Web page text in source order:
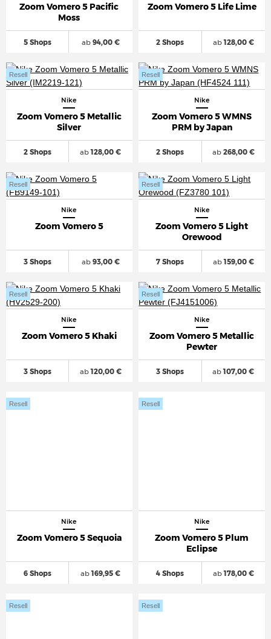
Zoom Vomero 5 Pacific
Moss
5 Shops ab94,00 €
Zoom Vomero 5 Life Lime
2 Shops ab128,00 €
Nike
Zoom Vomero 5 Metallic
Silver
2 Shops
Resell
ab128,00 €
Nike
Zoom Vomero 5 WMNS
PRM by Japan
2 Shops
Resell
ab268,00 €
Nike
Zoom Vomero 5
3 Shops
Resell
ab93,00 €
Nike
Zoom Vomero 5 Light
Orewood
7 Shops
Resell
ab159,00 €
Nike
Zoom Vomero 5 Khaki
3 Shops
Resell
ab120,00 €
Nike
Zoom Vomero 5 Metallic
Pewter
3 Shops
Resell
ab107,00 €
Nike
Zoom Vomero 5 Sequoia
6 Shops
Resell
ab169,95 €
Nike
Zoom Vomero 5 Plum
Eclipse
4 Shops
Resell
ab178,00 €
Resell Resell